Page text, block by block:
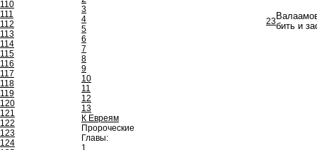
110
111
112
113
114
115
116
117
118
119
120
121
122
123
124
3
4
5
6
7
8
9
10
11
12
13
К Евреям
Пророческие
Главы:
1
23бить и